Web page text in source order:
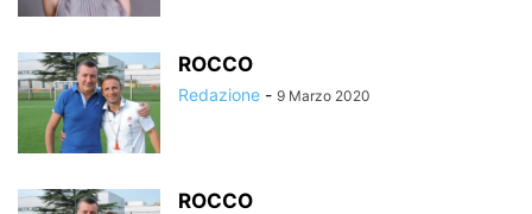
ROCCO
Redazione - 9 Marzo 2020
ROCCO